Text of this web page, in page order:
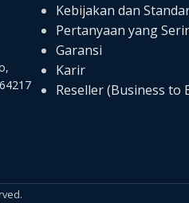
Kebijakan dan
Pertanyaan yang
Garansi
Karir
Reseller (Business to